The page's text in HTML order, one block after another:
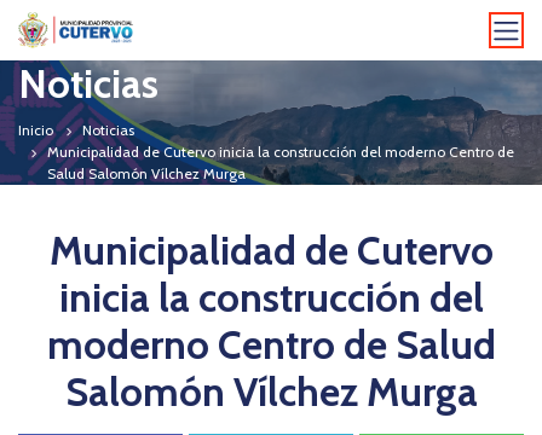
Noticias
Inicio
Noticias
Municipalidad de Cutervo inicia la construcción del moderno Centro de
Salud Salomón Vílchez Murga
Municipalidad de Cutervo
inicia la construcción del
moderno Centro de Salud
Salomón Vílchez Murga